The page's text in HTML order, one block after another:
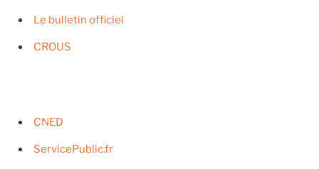
Le bulletin officiel
CROUS
CNED
ServicePublic.fr